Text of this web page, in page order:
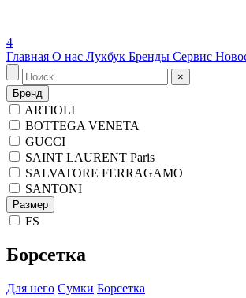
4
Главная О нас Лукбук Бренды Сервис
×
Бренд
ARTIOLI
BOTTEGA VENETA
GUCCI
SAINT LAURENT Paris
SALVATORE FERRAGAMO
SANTONI
Размер
FS
Борсетка
Для него Сумки Борсетка